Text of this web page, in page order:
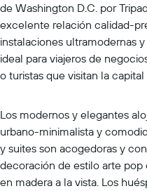
de Washington D.C. por
excelente relación calidad-
instalaciones ultramodernas
ideal para viajeros de
o turistas que visitan la
Los modernos y elegantes
urbano-minimalista y
y suites son acogedoras y
decoración de estilo arte
en madera a la vista. Los